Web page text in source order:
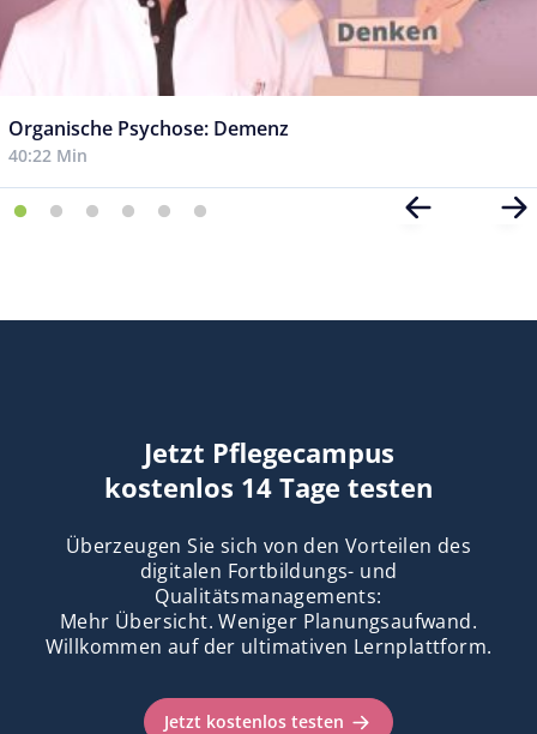
Organische Psychose: Demenz
40:22 Min
Jetzt Pflegecampus
kostenlos 14 Tage testen
Überzeugen Sie sich von den Vorteilen des
digitalen Fortbildungs- und
Qualitätsmanagements:
Mehr Übersicht. Weniger Planungsaufwand.
Willkommen auf der ultimativen Lernplattform.
Jetzt kostenlos testen